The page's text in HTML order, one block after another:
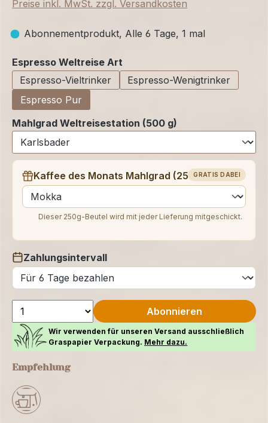
Preise inkl. MwSt. zzgl. Versandkosten
Abonnementprodukt, Alle 6 Tage, 1 mal
Espresso Weltreise Art
Espresso-Vieltrinker
Espresso-Wenigtrinker
Espresso Pur
Mahlgrad Weltreisestation (500 g)
GRATIS DABEI
Kaffee des Monats Mahlgrad (250 g)
auswählen
Dieser 250g-Beutel wird mit jeder Lieferung mitgeschickt.
Zahlungsintervall
auswählen
Abonnieren
Wir verwenden für unseren Versand ausschließlich
Graspapier Verpackung. Mehr dazu.
Empfehlung